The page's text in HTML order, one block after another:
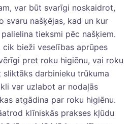
var būt svarīgi noskaidrot,
svaru našķējas, kad un kur
tieksmi pēc našķiem.
bieži veselības aprūpes
pret roku higiēnu, vai roku
darbinieku trūkuma
var uzlabot ar nodaļās
atgādina par roku higiēnu.
klīniskās prakses kļūdu